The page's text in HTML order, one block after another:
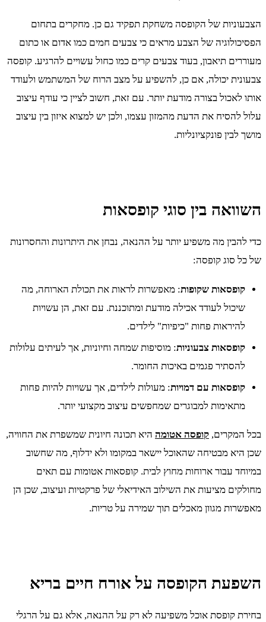
הצבעוניות של הקופסה משחקת תפקיד גם כן. מחקרים בתחום
הפסיכולוגיה של הצבע מראים כי צבעים חמים כמו אדום או כתום
מעוררים תיאבון, בעוד צבעים קרים כמו כחול עשויים להרגיע. קופסה
צבעונית יכולה, אם כן, להשפיע על מצב הרוח של המשתמש ולעודד
אותו לאכול בצורה מודעת יותר. עם זאת, חשוב לציין כי עודף עיצוב
עלול להסיח את הדעת מהמזון עצמו, ולכן יש למצוא איזון בין עיצוב
מושך לבין פונקציונליות.
השוואה בין סוגי קופסאות
כדי להבין מה משפיע יותר על ההנאה, נבחן את היתרונות והחסרונות
של כל סוג קופסה:
קופסאות שקופות: מאפשרות לראות את תכולת הארוחה, מה
שיכול לעודד אכילה מודעת ומתוכננת. עם זאת, הן עשויות
להיראות פחות "כיפיות" לילדים.
קופסאות צבעוניות: מוסיפות שמחה וחיוניות, אך לעיתים עלולות
להסתיר פגמים באיכות החומר.
קופסאות עם דמויות: מעולות לילדים, אך עשויות להיות פחות
מתאימות למבוגרים שמחפשים עיצוב מקצועי יותר.
בכל המקרים, קופסה אטומה היא תכונה חיונית שמשפרת את החוויה,
שכן היא מבטיחה שהאוכל יישאר במקומו ולא ידלוף, מה שחשוב
במיוחד עבור ארוחות מחוץ לבית. קופסאות אטומות עם תאים
מחולקים מציעות את השילוב האידיאלי של פרקטיות ועיצוב, שכן הן
מאפשרות מגוון מאכלים תוך שמירה על טריות.
השפעת הקופסה על אורח חיים בריא
בחירת קופסת אוכל משפיעה לא רק על ההנאה, אלא גם על הרגלי